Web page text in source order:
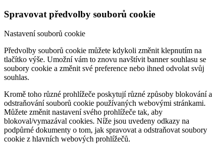
Spravovat předvolby souborů cookie
Nastavení souborů cookie
Předvolby souborů cookie můžete kdykoli změnit klepnutím na
tlačítko výše. Umožní vám to znovu navštívit banner souhlasu se
soubory cookie a změnit své preference nebo ihned odvolat svůj
souhlas.
Kromě toho různé prohlížeče poskytují různé způsoby blokování a
odstraňování souborů cookie používaných webovými stránkami.
Můžete změnit nastavení svého prohlížeče tak, aby
blokoval/vymazával cookies. Níže jsou uvedeny odkazy na
podpůrné dokumenty o tom, jak spravovat a odstraňovat soubory
cookie z hlavních webových prohlížečů.